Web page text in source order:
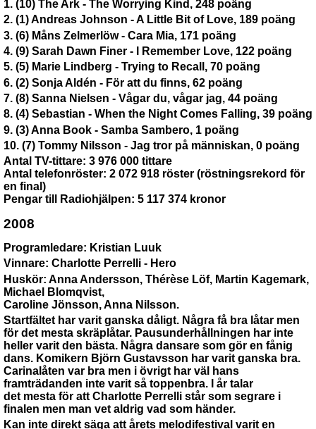
1. (10) The Ark - The Worrying Kind, 248 poäng
2. (1) Andreas Johnson - A Little Bit of Love, 189 poäng
3. (6) Måns Zelmerlöw - Cara Mia, 171 poäng
4. (9) Sarah Dawn Finer - I Remember Love, 122 poäng
5. (5) Marie Lindberg - Trying to Recall, 70 poäng
6. (2) Sonja Aldén - För att du finns, 62 poäng
7. (8) Sanna Nielsen - Vågar du, vågar jag, 44 poäng
8. (4) Sebastian - When the Night Comes Falling, 39 poäng
9. (3) Anna Book - Samba Sambero, 1 poäng
10. (7) Tommy Nilsson - Jag tror på människan, 0 poäng
Antal TV-tittare: 3 976 000 tittare
Antal telefonröster: 2 072 918 röster (röstningsrekord för
en final)
Pengar till Radiohjälpen: 5 117 374 kronor
2008
Programledare: Kristian Luuk
Vinnare: Charlotte Perrelli - Hero
Huskör: Anna Andersson, Thérèse Löf, Martin Kagemark,
Michael Blomqvist,
Caroline Jönsson, Anna Nilsson.
Startfältet har varit ganska dåligt. Några få bra låtar men
för det mesta skräplåtar. Pausunderhållningen har inte
heller varit den bästa. Några dansare som gör en fånig
dans. Komikern Björn Gustavsson har varit ganska bra.
Carinalåten var bra men i övrigt har väl hans
framträdanden inte varit så toppenbra. I år talar
det mesta för att Charlotte Perrelli står som segrare i
finalen men man vet aldrig vad som händer.
Kan inte direkt säga att årets melodifestival varit en